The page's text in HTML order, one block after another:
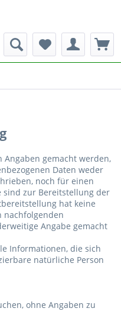
Angaben gemacht werden,
Daten weder
noch für einen
sind zur Bereitstellung der
hat keine
nachfolgenden
Angabe gemacht
Informationen, die sich
natürliche Person
ohne Angaben zu